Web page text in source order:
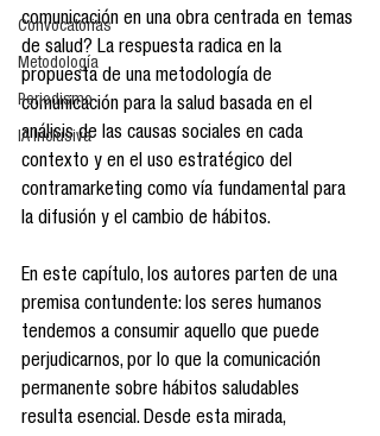
Convocatorias
Metodología
Periodismo
IA Inclusiva
comunicación en una obra centrada en temas
de salud? La respuesta radica en la
propuesta de una metodología de
comunicación para la salud basada en el
análisis de las causas sociales en cada
contexto y en el uso estratégico del
contramarketing como vía fundamental para
la difusión y el cambio de hábitos.
En este capítulo, los autores parten de una
premisa contundente: los seres humanos
tendemos a consumir aquello que puede
perjudicarnos, por lo que la comunicación
permanente sobre hábitos saludables
resulta esencial. Desde esta mirada,